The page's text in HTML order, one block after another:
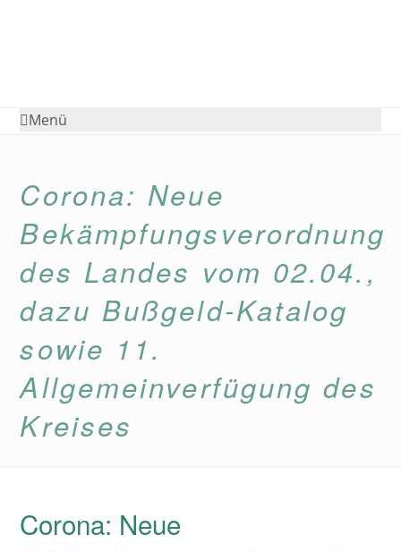
Menü
Corona: Neue
Bekämpfungsverordnung
des Landes vom 02.04.,
dazu Bußgeld-Katalog
sowie 11.
Allgemeinverfügung des
Kreises
Corona: Neue